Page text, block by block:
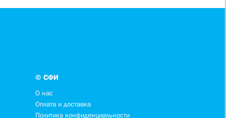
© СФИ
О нас
Оплата и доставка
Политика конфиденциальности